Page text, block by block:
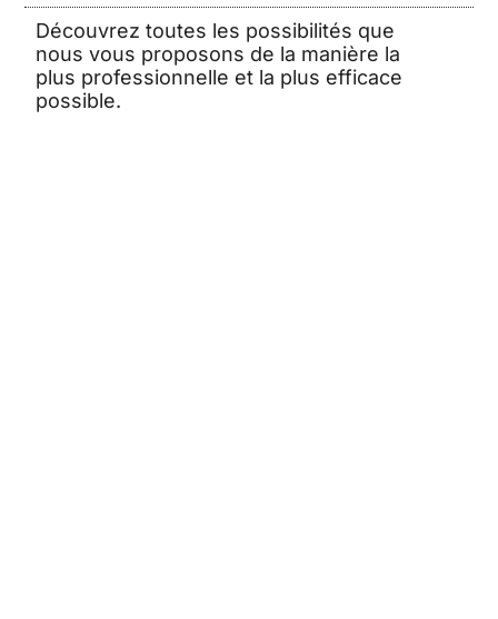
Découvrez toutes les possibilités que
nous vous proposons de la manière la
plus professionnelle et la plus efficace
possible.